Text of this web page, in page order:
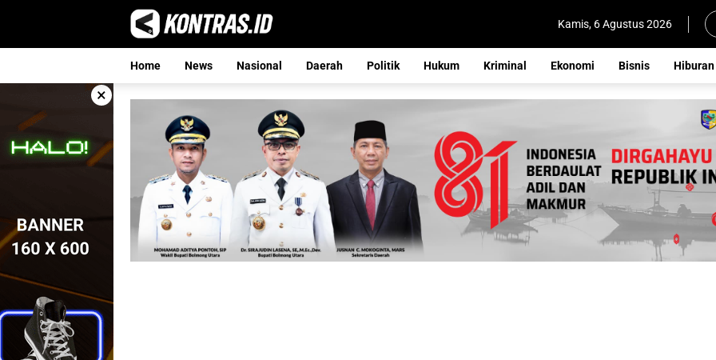
Kamis, 6 Agustus 2026
Home News Nasional Daerah Politik Hukum Kriminal Ekonomi Bisnis Hiburan
×